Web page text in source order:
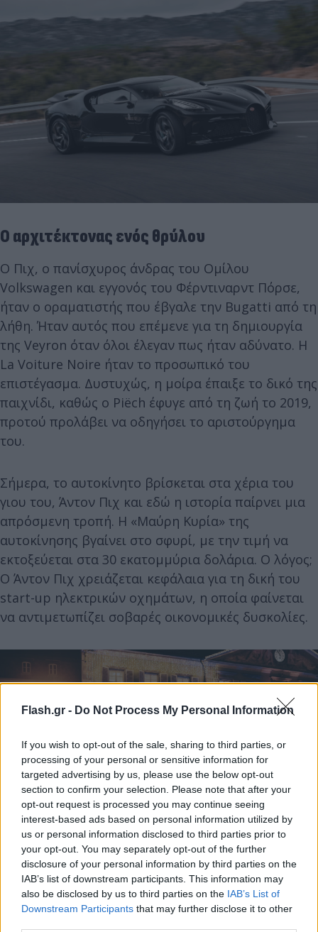
Flash.gr - Do Not Process My Personal Information
If you wish to opt-out of the sale, sharing to third parties, or
processing of your personal or sensitive information for
targeted advertising by us, please use the below opt-out
section to confirm your selection. Please note that after your
opt-out request is processed you may continue seeing
interest-based ads based on personal information utilized by
us or personal information disclosed to third parties prior to
your opt-out. You may separately opt-out of the further
disclosure of your personal information by third parties on the
IAB’s list of downstream participants. This information may
also be disclosed by us to third parties on the IAB’s List of
Downstream Participants that may further disclose it to other
Ο αρχιτέκτονας ενός θρύλου
Ο Πιχ, ο πανίσχυρος άνδρας του Ομίλου
Volkswagen και εγγονός του Φέρντιναρντ Πόρσε,
ήταν ο οραματιστής που έβγαλε την Bugatti από τη
λήθη. Ήταν αυτός που επέμενε για τη δημιουργία
της Veyron όταν όλοι έλεγαν πως ήταν αδύνατο. Η
La Voiture Noire ήταν το προσωπικό του
επιστέγασμα. Δυστυχώς, η μοίρα έπαιξε το δικό της
παιχνίδι, καθώς ο Piëch έφυγε από τη ζωή το 2019,
προτού προλάβει να οδηγήσει το αριστούργημα
του.
Σήμερα, το αυτοκίνητο βρίσκεται στα χέρια του
γιου του, Άντον Πιχ και εδώ η ιστορία παίρνει μια
απρόσμενη τροπή. Η «Μαύρη Κυρία» της
αυτοκίνησης βγαίνει στο σφυρί, με την τιμή να
εκτοξεύεται στα 30 εκατομμύρια δολάρια. Ο λόγος;
Ο Άντον Πιχ χρειάζεται κεφάλαια για τη δική του
start-up ηλεκτρικών οχημάτων, η οποία φαίνεται
να αντιμετωπίζει σοβαρές οικονομικές δυσκολίες.
Trivia: Οι εντυπωσιακές λεπτομέρειες της
La Voiture Noire